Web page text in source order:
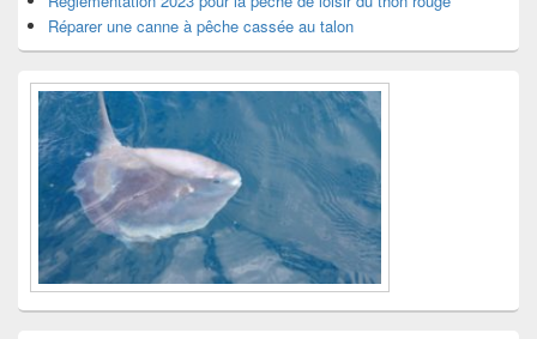
latérale
Réparer une canne à pêche cassée au talon